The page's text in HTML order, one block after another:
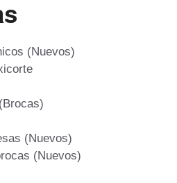
(Nuevos)
(Nuevos)
(Nuevos)